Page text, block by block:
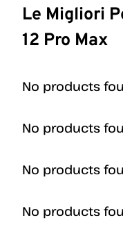
Le Migliori
12 Pro Max
No products
No products
No products
No products